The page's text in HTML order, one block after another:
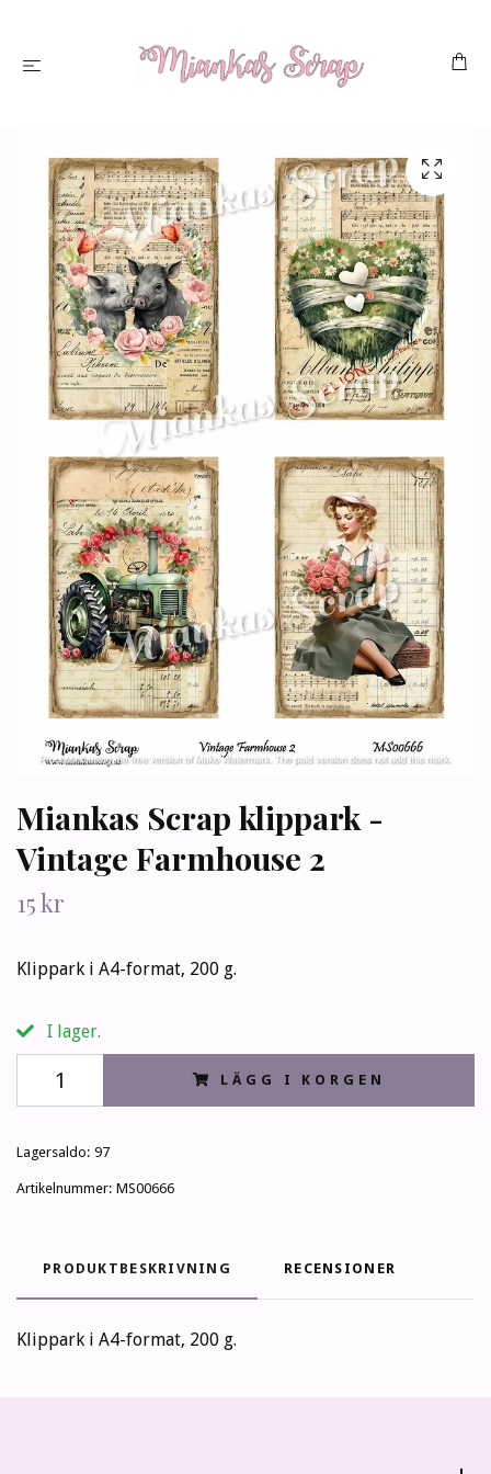
Miankas Scrap klippark -
Vintage Farmhouse 2
15 kr
Klippark i A4-format, 200 g.
I lager.
LÄGG I KORGEN
Lagersaldo: 97
Artikelnummer: MS00666
PRODUKTBESKRIVNING RECENSIONER
Klippark i A4-format, 200 g.